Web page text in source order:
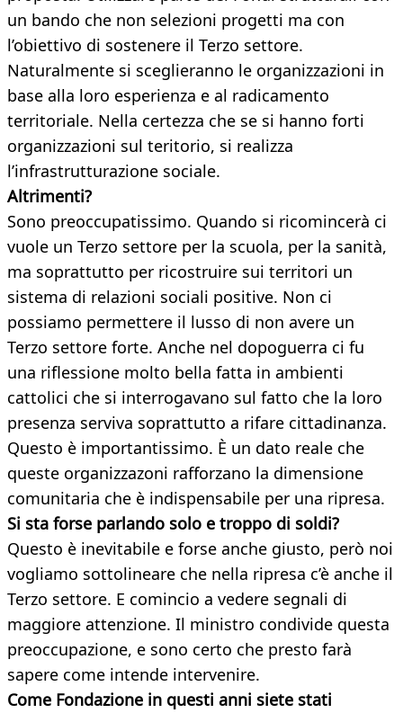
un bando che non selezioni progetti ma con
l’obiettivo di sostenere il Terzo settore.
Naturalmente si sceglieranno le organizzazioni in
base alla loro esperienza e al radicamento
territoriale. Nella certezza che se si hanno forti
organizzazioni sul teritorio, si realizza
l’infrastrutturazione sociale.
Altrimenti?
Sono preoccupatissimo. Quando si ricomincerà ci
vuole un Terzo settore per la scuola, per la sanità,
ma soprattutto per ricostruire sui territori un
sistema di relazioni sociali positive. Non ci
possiamo permettere il lusso di non avere un
Terzo settore forte. Anche nel dopoguerra ci fu
una riflessione molto bella fatta in ambienti
cattolici che si interrogavano sul fatto che la loro
presenza serviva soprattutto a rifare cittadinanza.
Questo è importantissimo. È un dato reale che
queste organizzazoni rafforzano la dimensione
comunitaria che è indispensabile per una ripresa.
Si sta forse parlando solo e troppo di soldi?
Questo è inevitabile e forse anche giusto, però noi
vogliamo sottolineare che nella ripresa c’è anche il
Terzo settore. E comincio a vedere segnali di
maggiore attenzione. Il ministro condivide questa
preoccupazione, e sono certo che presto farà
sapere come intende intervenire.
Come Fondazione in questi anni siete stati